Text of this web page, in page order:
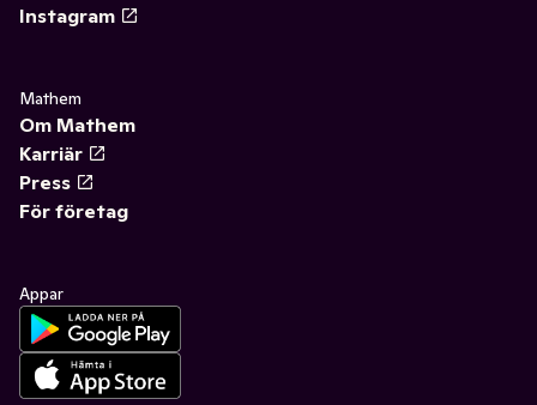
Instagram
Mathem
Om Mathem
Karriär
Press
För företag
Appar